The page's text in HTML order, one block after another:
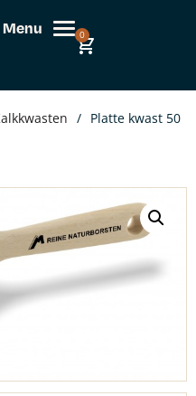
Menu 0
/ Platte kwast 50